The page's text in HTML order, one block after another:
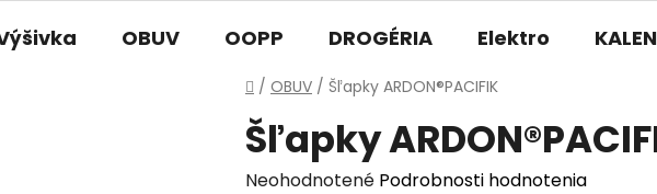
OBUV OOPP DROGÉRIA Elektro
Domov
/ OBUV / Šľapky ARDON®PACIFIK
Šľapky
Priemerné
Neohodnotené Podrobnosti hodnotenia